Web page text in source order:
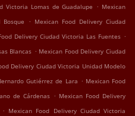
Victoria Lomas de Guadalupe . Mexican
. Mexican Food Delivery Ciudad
Delivery Ciudad Victoria Las Fuentes .
Blancas . Mexican Food Delivery Ciudad
Delivery Ciudad Victoria Unidad Modelo
Gutiérrez de Lara . Mexican Food
de Cárdenas . Mexican Food Delivery
. Mexican Food Delivery Ciudad Victoria